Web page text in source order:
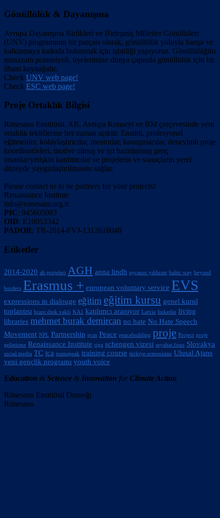
Gönüllülük & Dayanışma
Avrupa Dayanışma Birlikleri ve Birleşmiş Milletler Gönüllüleri
(UNV) programının bir parçası olarak, gönüllülük yoluyla barışa ve
kalkınmaya katkıda bulunmak için işbirliği yapıyoruz. Gönüllülüğün
muazzam potansiyeli, üyelerimize dünya çapında gönüllülük için bir
ilham kaynağıdır.
Check UNV web page!
Check ESC web page!
Proje Ortaklık Bilgisi
Rönesans Enstitüsü, AB, Avrupa Konseyi ve BM çerçevesinde yeni
ortaklık tekliflerine her zaman açıktır. Enstitü, profesyonel
eğitmenler, kolaylaştırıcılar, mentorlar, konuşmacılar, deneyimli proje
koordinatörleri, motive olmuş ve iyi hazırlanmış genç
insanlar/yetişkin katılımcılar ve projelerin ve sonuçların yerel
düzeyde yaygınlaştırılmasını sağlar.
Please contact us to be partners for your projects!
Renaissance Institute
info@ronesans.org.tr
PIC: 945605083
OID: E10053342
PADOR: TR-2014-FVJ-1312618048
Etiketler
2014-2020 ab projeleri AGH anna lindh ayçanur yıldırım baltic way beyond
borders Erasmus + european voluntary service EVS
expressions in dialouge eğitim eğitim kursu genel kurul
toplantısı hrant dink vakfı KA1 katılımcı aranıyor Latvia linkedin living
libraries mehmet burak demircan no hate No Hate Speech
Movement NPL Partnership pcm Peace peacebuilding proje Project proje
geliştirme Renaissance Institute riga schengen vizesi seyahat fonu Slovakya
social media TC tca teamspeak training course türkiye-ermenistan Ulusal Ajans
yeni gençlik programı youth voice
Education & Science & Innovation for Climate Action
Rönesans Enstitüsü Derneği
Rönesans